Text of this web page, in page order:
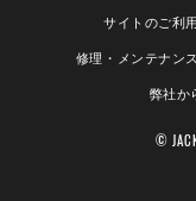
サイトのご利
修理・メンテナンス
弊社か
©